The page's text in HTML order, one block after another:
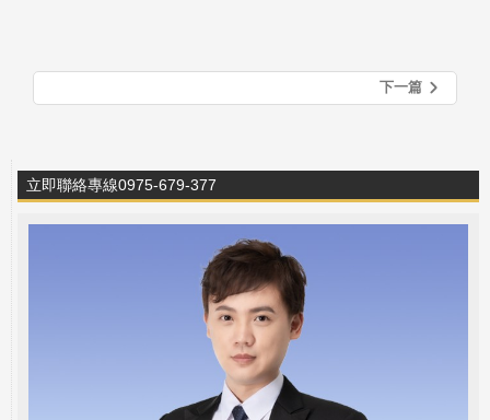
下一篇
立即聯絡專線0975-679-377